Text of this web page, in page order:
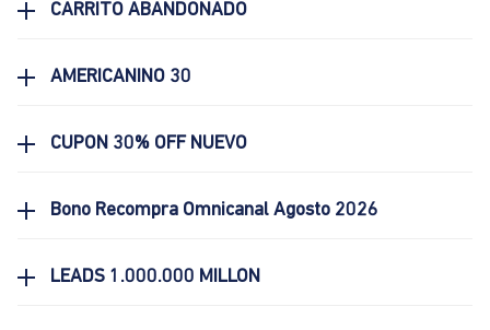
CARRITO ABANDONADO
AMERICANINO 30
CUPON 30% OFF NUEVO
Bono Recompra Omnicanal Agosto 2026
LEADS 1.000.000 MILLON